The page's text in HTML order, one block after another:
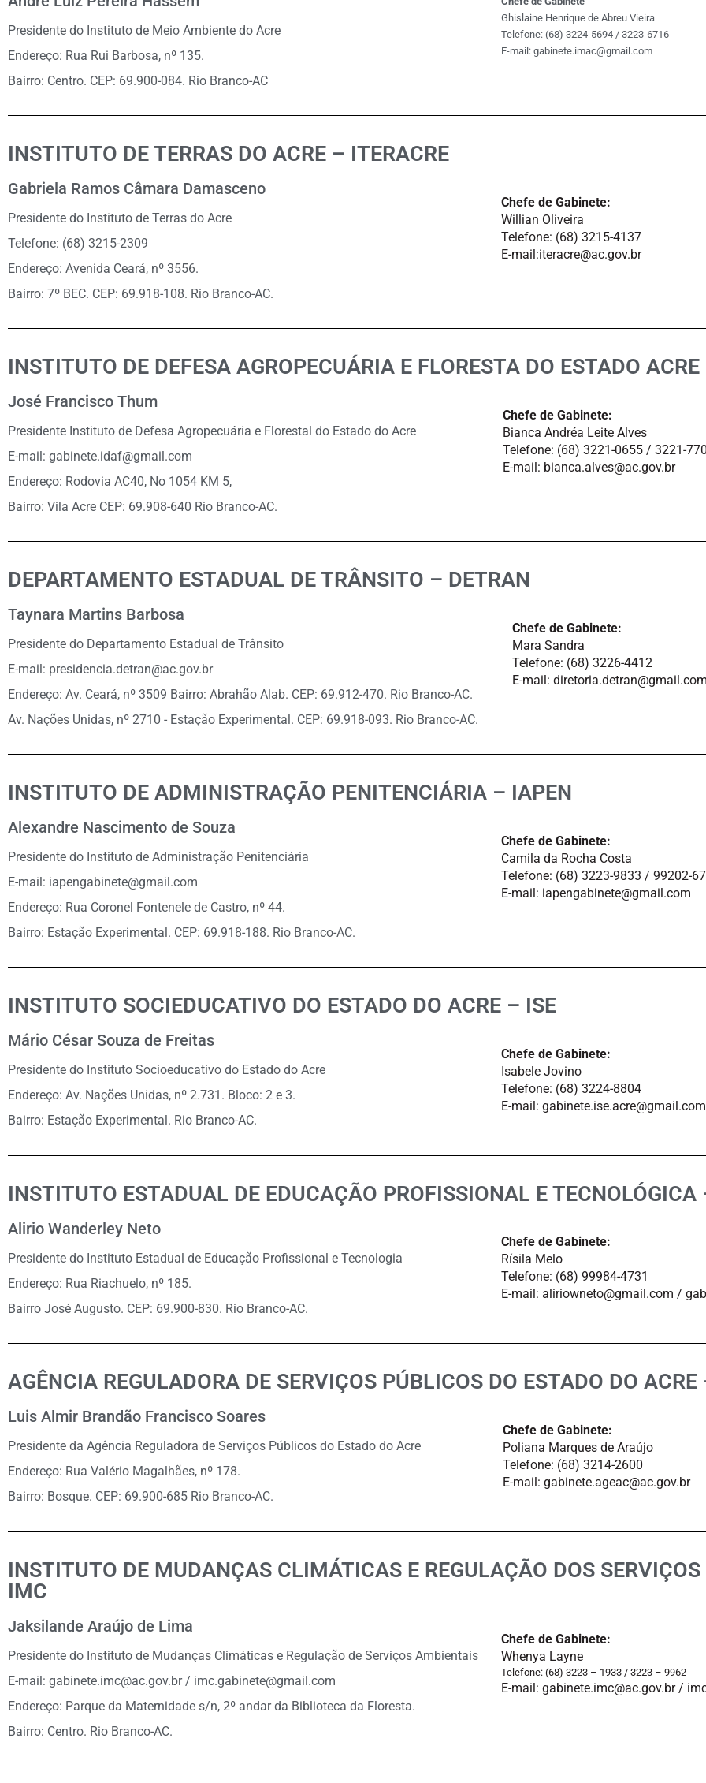
Presidente do Instituto de Meio Ambiente do Acre
Endereço: Rua Rui Barbosa, nº 135.
Bairro: Centro. CEP: 69.900-084. Rio Branco-AC
Ghislaine Henrique de Abreu Vieira
Telefone: (68) 3224-5694 / 3223-6716
E-mail: gabinete.imac@gmail.com
INSTITUTO DE TERRAS DO ACRE – ITERACRE
Gabriela Ramos Câmara Damasceno
Presidente do Instituto de Terras do Acre
Telefone: (68) 3215-2309
Endereço: Avenida Ceará, nº 3556.
Bairro: 7º BEC. CEP: 69.918-108. Rio Branco-AC.
Chefe de Gabinete:
Willian Oliveira
Telefone: (68) 3215-4137
E-mail:iteracre@ac.gov.br
INSTITUTO DE DEFESA AGROPECUÁRIA E FLORESTA DO ESTADO
José Francisco Thum
Presidente Instituto de Defesa Agropecuária e Florestal do Estado do Acre
E-mail: gabinete.idaf@gmail.com
Endereço: Rodovia AC40, No 1054 KM 5,
Bairro: Vila Acre CEP: 69.908-640 Rio Branco-AC.
Chefe de Gabinete:
Bianca Andréa Leite Alves
Telefone: (68) 3221-0655 / 3221-
E-mail: bianca.alves@ac.gov.br
DEPARTAMENTO ESTADUAL DE TRÂNSITO – DETRAN
Taynara Martins Barbosa
Presidente do Departamento Estadual de Trânsito
E-mail: presidencia.detran@ac.gov.br
Endereço: Av. Ceará, nº 3509 Bairro: Abrahão Alab. CEP: 69.912-470. Rio Branco-AC.
Av. Nações Unidas, nº 2710 - Estação Experimental. CEP: 69.918-093. Rio Branco-AC.
Chefe de Gabinete:
Mara Sandra
Telefone: (68) 3226-4412
E-mail:
INSTITUTO DE ADMINISTRAÇÃO PENITENCIÁRIA – IAPEN
Alexandre Nascimento de Souza
Presidente do Instituto de Administração Penitenciária
E-mail: iapengabinete@gmail.com
Endereço: Rua Coronel Fontenele de Castro, nº 44.
Bairro: Estação Experimental. CEP: 69.918-188. Rio Branco-AC.
Chefe de Gabinete:
Camila da Rocha Costa
Telefone: (68) 3223-9833 / 99202-
E-mail: iapengabinete@gmail.com
INSTITUTO SOCIEDUCATIVO DO ESTADO DO ACRE – ISE
Mário César Souza de Freitas
Presidente do Instituto Socioeducativo do Estado do Acre
Endereço: Av. Nações Unidas, nº 2.731. Bloco: 2 e 3.
Bairro: Estação Experimental. Rio Branco-AC.
Chefe de Gabinete:
Isabele Jovino
Telefone: (68) 3224-8804
E-mail: gabinete.ise.acre@gmail.com
INSTITUTO ESTADUAL DE EDUCAÇÃO PROFISSIONAL E TECNOLÓGICA
Alirio Wanderley Neto
Presidente do Instituto Estadual de Educação Profissional e Tecnologia
Endereço: Rua Riachuelo, nº 185.
Bairro José Augusto. CEP: 69.900-830. Rio Branco-AC.
Chefe de Gabinete:
Rísila Melo
Telefone: (68) 99984-4731
E-mail: aliriowneto@gmail.com /
AGÊNCIA REGULADORA DE SERVIÇOS PÚBLICOS DO ESTADO DO
Luis Almir Brandão Francisco Soares
Presidente da Agência Reguladora de Serviços Públicos do Estado do Acre
Endereço: Rua Valério Magalhães, nº 178.
Bairro: Bosque. CEP: 69.900-685 Rio Branco-AC.
Chefe de Gabinete:
Poliana Marques de Araújo
Telefone: (68) 3214-2600
E-mail: gabinete.ageac@ac.gov.br
INSTITUTO DE MUDANÇAS CLIMÁTICAS E REGULAÇÃO DOS
IMC
Jaksilande Araújo de Lima
Presidente do Instituto de Mudanças Climáticas e Regulação de Serviços Ambientais
E-mail: gabinete.imc@ac.gov.br / imc.gabinete@gmail.com
Endereço: Parque da Maternidade s/n, 2º andar da Biblioteca da Floresta.
Bairro: Centro. Rio Branco-AC.
Chefe de Gabinete:
Whenya Layne
Telefone: (68) 3223 – 1933 / 3223 – 9962
E-mail: gabinete.imc@ac.gov.br /